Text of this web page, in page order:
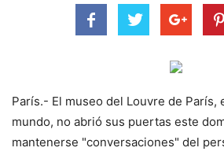
París.- El museo del Louvre de París,
mundo, no abrió sus puertas este
mantenerse "conversaciones" del